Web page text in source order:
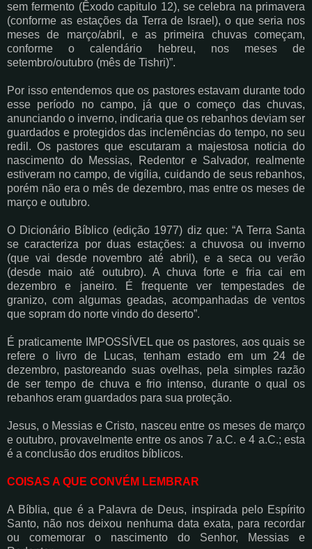
sem fermento (Êxodo capitulo 12), se celebra na primavera
(conforme as estações da Terra de Israel), o que seria nos
meses de março/abril, e as primeira chuvas começam,
conforme o calendário hebreu, nos meses de
setembro/outubro (mês de Tishri)”.
Por isso entendemos que os pastores estavam durante todo
esse período no campo, já que o começo das chuvas,
anunciando o inverno, indicaria que os rebanhos deviam ser
guardados e protegidos das inclemências do tempo, no seu
redil. Os pastores que escutaram a majestosa noticia do
nascimento do Messias, Redentor e Salvador, realmente
estiveram no campo, de vigília, cuidando de seus rebanhos,
porém não era o mês de dezembro, mas entre os meses de
março e outubro.
O Dicionário Bíblico (edição 1977) diz que: “A Terra Santa
se caracteriza por duas estações: a chuvosa ou inverno
(que vai desde novembro até abril), e a seca ou verão
(desde maio até outubro). A chuva forte e fria cai em
dezembro e janeiro. É frequente ver tempestades de
granizo, com algumas geadas, acompanhadas de ventos
que sopram do norte vindo do deserto”.
É praticamente IMPOSSÍVEL que os pastores, aos quais se
refere o livro de Lucas, tenham estado em um 24 de
dezembro, pastoreando suas ovelhas, pela simples razão
de ser tempo de chuva e frio intenso, durante o qual os
rebanhos eram guardados para sua proteção.
Jesus, o Messias e Cristo, nasceu entre os meses de março
e outubro, provavelmente entre os anos 7 a.C. e 4 a.C.; esta
é a conclusão dos eruditos bíblicos.
COISAS A QUE CONVÉM LEMBRAR
A Bíblia, que é a Palavra de Deus, inspirada pelo Espírito
Santo, não nos deixou nenhuma data exata, para recordar
ou comemorar o nascimento do Senhor, Messias e